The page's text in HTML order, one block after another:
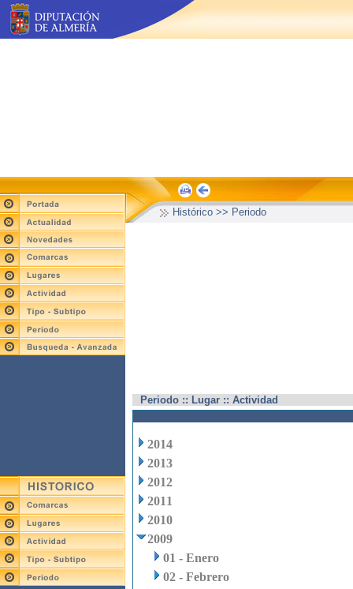
Histórico >> Periodo
Periodo :: Lugar :: Actividad
2014
2013
2012
2011
2010
2009
01 - Enero
02 - Febrero